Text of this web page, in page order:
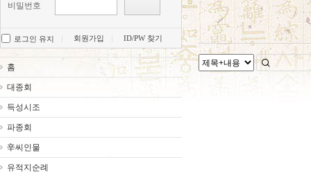
비밀번호
로그인 유지 회원가입 ID/PW 찾기
홈
대종회
득성시조
파종회
辛씨인물
유적지순례